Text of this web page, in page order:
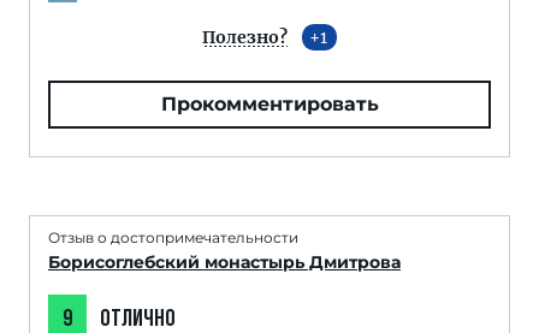
Полезно? 1
Прокомментировать
Отзыв о достопримечательности
Борисоглебский монастырь Дмитрова
9 ОТЛИЧНО